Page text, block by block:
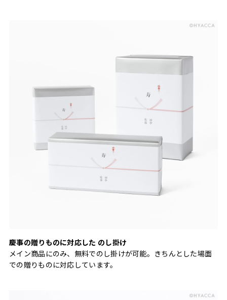
慶事の贈りものに対応した のし掛け
メイン商品にのみ、無料でのし掛けが可能。きちんとした場面
での贈りものに対応しています。